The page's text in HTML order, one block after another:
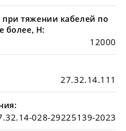
тяжении кабелей по
более, Н:
12000
27.32.14.111
028-29225139-2023